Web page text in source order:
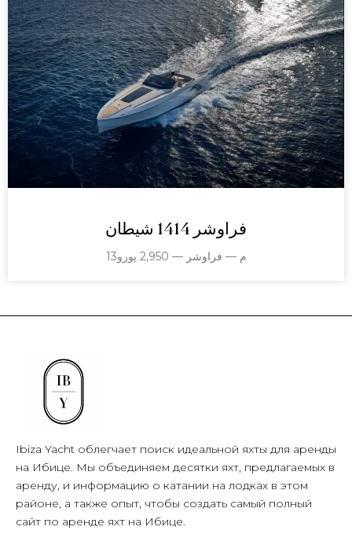
فراوشر 1414 شيطان
13م — فراوشر — 2,950 يورو
Ibiza Yacht облегчает поиск идеальной яхты для аренды
на Ибице. Мы объединяем десятки яхт, предлагаемых в
аренду, и информацию о катании на лодках в этом
районе, а также опыт, чтобы создать самый полный
сайт по аренде яхт на Ибице.